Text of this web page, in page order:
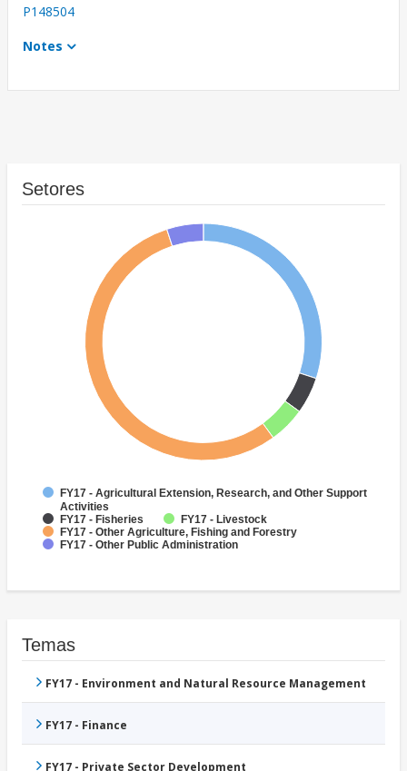
P148504
Notes
Setores
FY17 - Agricultural Extension, Research, and Other Support
Activities
FY17 - Fisheries
FY17 - Livestock
FY17 - Other Agriculture, Fishing and Forestry
FY17 - Other Public Administration
Temas
FY17 - Environment and Natural Resource Management
FY17 - Finance
FY17 - Private Sector Development